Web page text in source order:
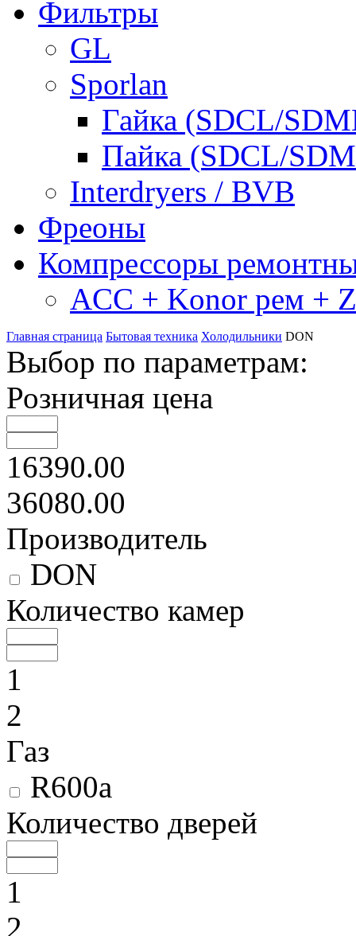
Фильтры
GL
Sporlan
Гайка (SDCL/
Пайка (SDCL/
Interdryers / BVB
Фреоны
Компрессоры
ACC + Konor рем +
Главная страница Бытовая техника Холодильники DON
Выбор по параметрам:
Розничная цена
16390.00
36080.00
Производитель
DON
Количество камер
1
2
Газ
R600a
Количество дверей
1
2